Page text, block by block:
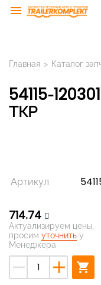
menu
Главная > Каталог
54115-1203010-20 Э Патрубок
ТКР
Артикул
714,74
Актуализируем цены,
просим уточнить у
Менеджера
remove add shopping_cart